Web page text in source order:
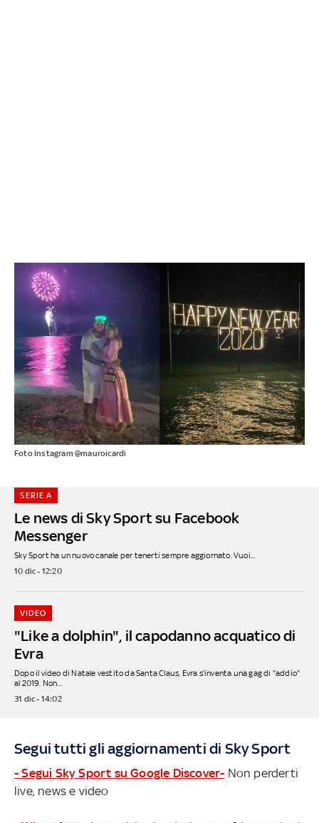
Foto Instagram @mauroicardi
Le news di Sky Sport su Facebook
Messenger
SERIE A
Sky Sport ha un nuovo canale per tenerti sempre aggiornato. Vuoi...
10 dic - 12:20
"Like a dolphin", il capodanno acquatico di
Evra
VIDEO
Dopo il video di Natale vestito da Santa Claus, Evra s'inventa una gag di "addio"
al 2019. Non...
31 dic - 14:02
Segui tutti gli aggiornamenti di Sky Sport
- Segui Sky Sport su Google Discover- Non perderti
live, news e video